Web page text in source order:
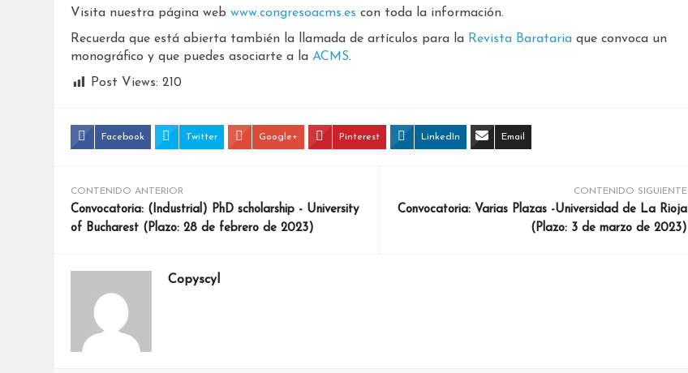
Visita nuestra página web www.congresoacms.es con toda la información.
Recuerda que está abierta también la llamada de artículos para la Revista Baratariaque convoca un
monográfico y que puedes asociarte a laACMS.
Post Views: 210
Facebook Twitter Google+ Pinterest LinkedIn Email
CONTENIDO ANTERIOR
Convocatoria: (Industrial) PhD scholarship - University
of Bucharest (Plazo: 28 de febrero de 2023)
CONTENIDO SIGUIENTE
Convocatoria: Varias Plazas -Universidad de La Rioja
(Plazo: 3 de marzo de 2023)
Copyscyl